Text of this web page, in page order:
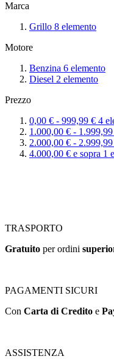
Marca
Grillo 8 elemento
Motore
Benzina 6 elemento
Diesel 2 elemento
Prezzo
0,00 € - 999,99 € 4
1.000,00 € -
2.000,00 € -
4.000,00 € e sopra 1
TRASPORTO
Gratuito per ordini
PAGAMENTI SICURI
Con Carta di Credito e
ASSISTENZA